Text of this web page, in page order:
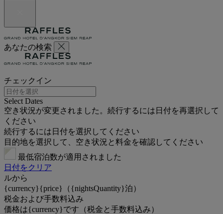
あなたの検索
チェックイン
Select Dates
空き状況が変更されました。続行するには日付を再選択して
ください
続行するには日付を選択してください
目的地を選択して、空き状況と料金を確認してください
最低宿泊数が適用されました
日付をクリア
ルから
{currency}{price}（{nightsQuantity}泊）
税金および手数料込み
価格は{currency}です（税金と手数料込み）